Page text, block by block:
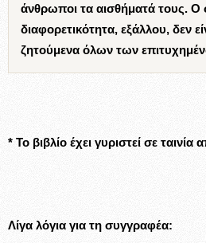
άνθρωποι τα αισθήματά τους. Ο
διαφορετικότητα, εξάλλου, δεν
ζητούμενα όλων των
* Το βιβλίο έχει γυριστεί σε
Λίγα λόγια για τη συγγραφέα: